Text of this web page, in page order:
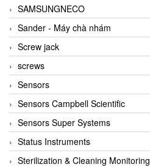
Brooks Instrument Vietnam
Buhler
BURLING INSTRUMENTS
Burster
BUSCHJOST
Calectro
Campbell Scientific
Canneed Vietnam
Cantoni
SAMSUNGNECO
Sander - Máy chà nhám
Screw jack
screws
Sensors
Sensors Campbell Scientific
Sensors Super Systems
Status Instruments
Sterilization & Cleaning